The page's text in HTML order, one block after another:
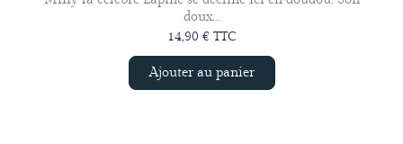
doux...
14,90 € TTC
Ajouter au panier